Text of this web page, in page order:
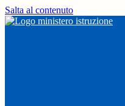
Salta al contenuto